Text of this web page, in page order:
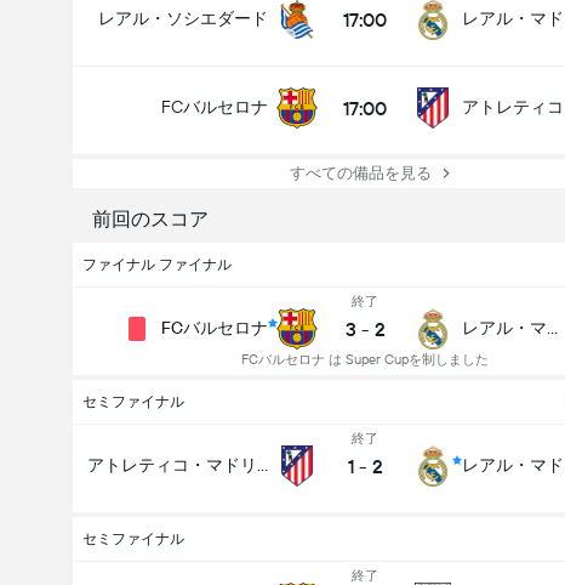
レアル・ソシエダード 17:00 レアル・マ
FCバルセロナ 17:00
すべての備品を見る
前回のスコア
ファイナル ファイナル
FCバルセロナ
終了
3 - 2
FCバルセロナ は Super Cupを制しました
セミファイナル
終了
1 - 2 レアル・マ
セミファイナル
終了